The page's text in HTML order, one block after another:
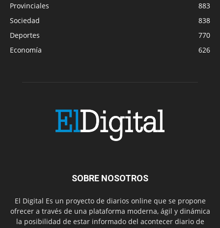
Provinciales
883
Sociedad
838
Deportes
770
Economía
626
SOBRE NOSOTROS
El Digital Es un proyecto de diarios online que se propone
ofrecer a través de una plataforma moderna, ágil y dinámica
la posibilidad de estar informado del acontecer diario de